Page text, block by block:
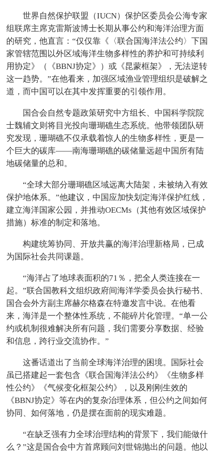
世界自然保护联盟（IUCN）保护区委员会公海专家
组联席主席克雷斯波博士长期从事公约和海洋治理方面
的研究，他直言：“仅仅靠《〈联合国海洋法公约〉下国
家管辖范围以外区域海洋生物多样性的养护和可持续利
用协定》（《BBNJ协定》）或《昆蒙框架》，无法逆转
这一趋势。”在他看来，加强区域渔业管理组织是破解之
道，而中国可以在其中发挥重要的引领作用。
国合会自然专题政策研究中方组长、中国科学院院
士魏辅文则将目光投向珊瑚礁生态系统。他带领团队研
究发现，珊瑚礁不仅承载着惊人的生物多样性，更是一
个巨大的碳库——南海珊瑚礁的碳储量远超中国所有陆
地碳储量的总和。
“全球大部分珊瑚礁区域远离大陆架，未被纳入有效
保护地体系。”他建议，中国应加快划定海洋保护红线，
建立海洋国家公园，并推动OECMs（其他有效区域保护
措施）标准的制定和落地。
构建统筹协同、开放共赢的海洋治理新格局，已成
为国际社会共同课题。
“海洋占了地球表面积的71％，把全人类连接在一
起。”联合国教科文组织政府间海洋学委员会执行秘书、
国合会外方副主席赫尔格森在特邀发言中说。在他看
来，海洋是一个整体性系统，不能碎片化管理。“单一公
约或机制很难解决所有问题，我们需要分享数据、经验
和信息，跨行业交流协作。”
这番话道出了当前全球海洋治理的困境。国际社会
虽已搭建起一套包含《联合国海洋法公约》《生物多样
性公约》《气候变化框架公约》，以及刚刚生效的
《BBNJ协定》等在内的复杂治理体系，但公约之间如何
协同、如何落地，仍是摆在面前的现实难题。
“在缺乏强有力全球治理结构的背景下，我们能做什
么？”这是国合会中方首席顾问刘世锦抛出的问题。他以